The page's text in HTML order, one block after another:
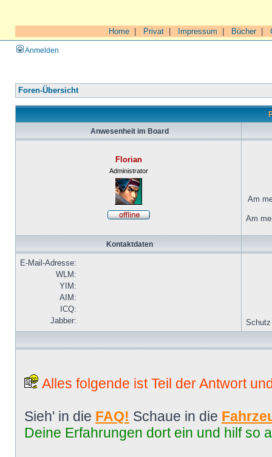
Home Privat Impressum Bücher|
Anmelden
Foren-Übersicht
Anwesenheit im Board
Florian
Administrator
Am
Am
Kontaktdaten
E-Mail-Adresse:
WLM:
YIM:
AIM:
ICQ:
Jabber:
Schutz
Alles folgende ist Teil der Antwort
Sieh' in die FAQ! Schaue in die
Deine Erfahrungen dort ein und hilf so